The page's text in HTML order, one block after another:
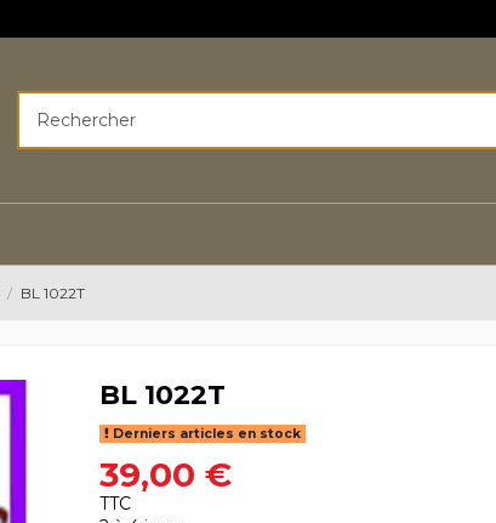
BL 1022T
BL 1022T
Derniers articles en stock
39,00 €
TTC